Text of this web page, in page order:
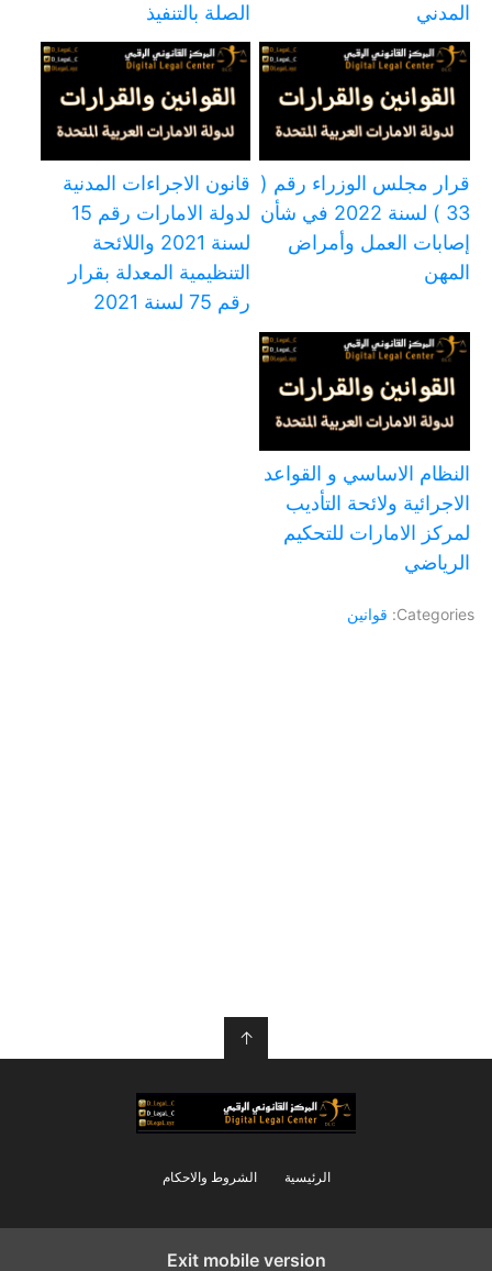
المدني
الصلة بالتنفيذ
قرار مجلس الوزراء رقم (
33 ) لسنة 2022 في شأن
إصابات العمل وأمراض
المهن
قانون الاجراءات المدنية
لدولة الامارات رقم 15
لسنة 2021 واللائحة
التنظيمية المعدلة بقرار
رقم 75 لسنة 2021
النظام الاساسي و القواعد
الاجرائية ولائحة التأديب
لمركز الامارات للتحكيم
الرياضي
Categories: قوانين
↑
الرئيسية الشروط والاحكام
Exit mobile version